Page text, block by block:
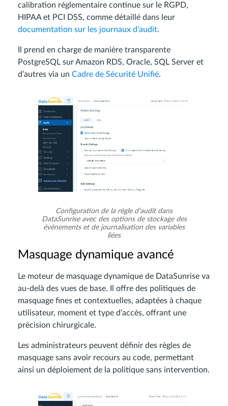
calibration réglementaire continue sur le RGPD,
HIPAA et PCI DSS, comme détaillé dans leur
documentation sur les journaux d’audit.
Il prend en charge de manière transparente
PostgreSQL sur Amazon RDS, Oracle, SQL Server et
d’autres via un Cadre de Sécurité Unifié.
Configuration de la règle d’audit dans
DataSunrise avec des options de stockage des
événements et de journalisation des variables
liées
Masquage dynamique avancé
Le moteur de masquage dynamique de DataSunrise va
au-delà des vues de base. Il offre des politiques de
masquage fines et contextuelles, adaptées à chaque
utilisateur, moment et type d’accès, offrant une
précision chirurgicale.
Les administrateurs peuvent définir des règles de
masquage sans avoir recours au code, permettant
ainsi un déploiement de la politique sans intervention.